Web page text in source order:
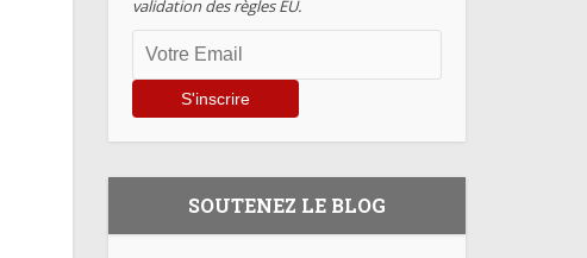
validation des règles EU.
SOUTENEZ LE BLOG